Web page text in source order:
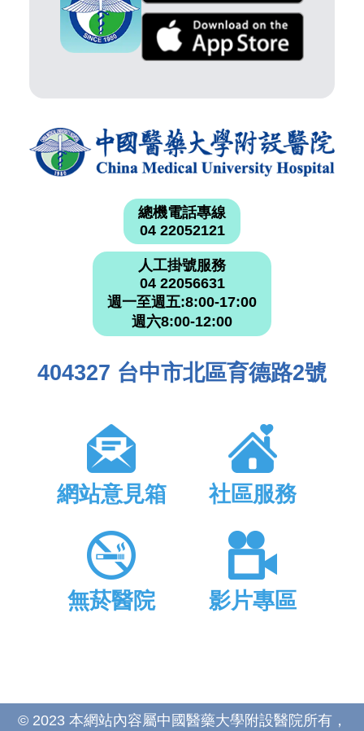
總機電話專線
04 22052121
人工掛號服務
04 22056631
週一至週五:8:00-17:00
週六8:00-12:00
404327 台中市北區育德路2號
網站意見箱 社區服務
無菸醫院 影片專區
© 2023 本網站內容屬中國醫藥大學附設醫院所有，